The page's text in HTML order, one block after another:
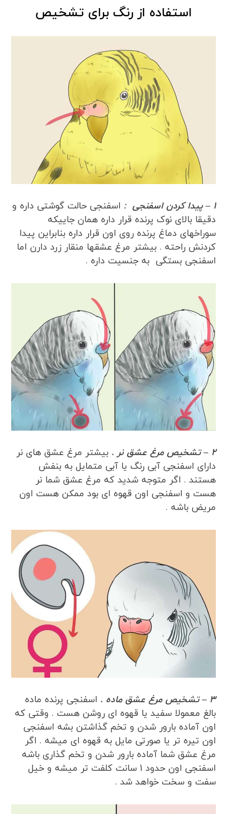
استفاده از رنگ برای تشخیص
1 – پیدا کردن اسفنجی :
اسفنجی حالت گوشتی داره و
دقیقا بالای نوک پرنده قرار داره همان جاییکه
سوراخهای دماغ پرنده روی اون قرار داره بنابراین پیدا
کردنش راحته . بیشتر مرغ عشقها منقار زرد دارن اما
اسفنجی بستگی به جنسیت داره .
2 – تشخیص مرغ عشق نر .
بیشتر مرغ عشق های نر
دارای اسفنجی آبی رنگ یا آبی متمایل به بنفش
هستند . اگر متوجه شدید که مرغ عشق شما نر
هست و اسفنجی اون قهوه ای بود ممکن هست اون
مریض باشه .
3 – تشخیص مرغ عشق ماده .
اسفنجی پرنده ماده
بالغ معمولا سفید یا قهوه ای روشن هست . وقتی که
اون آماده بارور شدن و تخم گذاشتن بشه اسفنجی
اون تیره تر یا صورتی مایل به قهوه ای میشه . اگر
مرغ عشق شما آماده بارور شدن و تخم گذاری باشه
اسفنجی اون حدود 1 سانت کلفت تر میشه و خیل
سفت و سخت خواهد شد .